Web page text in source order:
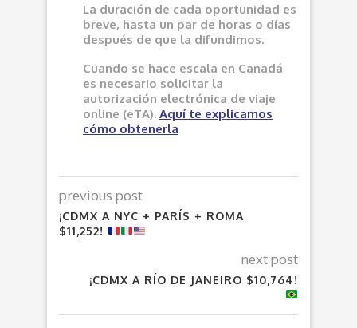
La duración de cada oportunidad es
breve, hasta un par de horas o días
después de que la difundimos.
Cuando se hace escala en Canadá
es necesario solicitar la
autorización electrónica de viaje
online (eTA). Aquí te explicamos
cómo obtenerla
previous post
¡CDMX A NYC + PARÍS + ROMA
$11,252!
next post
¡CDMX A RÍO DE JANEIRO $10,764!